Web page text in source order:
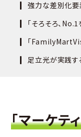
強力な差別化要
「そろそろ、
「
足立光が実践す
「マーケテ